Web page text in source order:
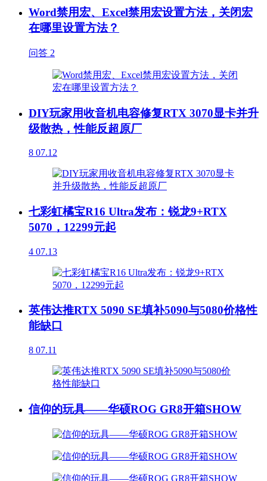
Word禁用宏、Excel禁用宏设置方法，关闭宏
在哪里设置方法？
问答 2
DIY玩家用收音机电容修复RTX 3070显卡并升
级散热，性能反超原厂
8 07.12
七彩虹橘宝R16 Ultra发布：锐龙9+RTX
5070，12299元起
4 07.13
英伟达推RTX 5090 SE填补5090与5080价格性
能缺口
8 07.11
信仰的玩具——华硕ROG GR8开箱SHOW